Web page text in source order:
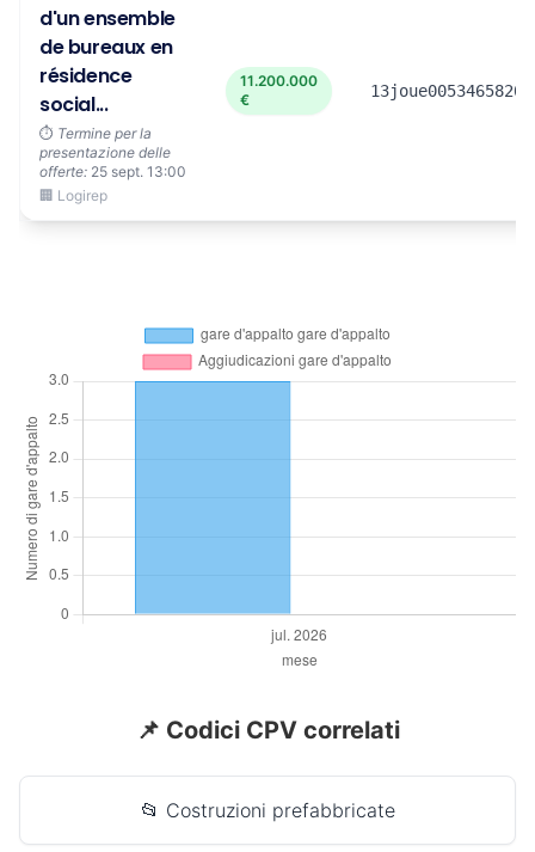
d'un ensemble
de bureaux en
résidence
social...
⏱️ Termine per la
presentazione delle
offerte: 25 sept. 13:00
🏢 Logirep
11.200.000
€
📌 Codici CPV correlati
📂 Costruzioni prefabbricate